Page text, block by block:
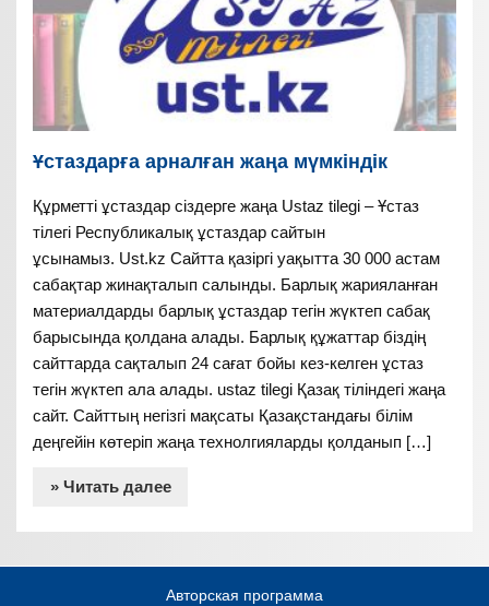
Ұстаздарға арналған жаңа мүмкіндік
Құрметті ұстаздар сіздерге жаңа Ustaz tilegi – Ұстаз
тілегі Республикалық ұстаздар сайтын
ұсынамыз. Ust.kz Сайтта қазіргі уақытта 30 000 астам
сабақтар жинақталып салынды. Барлық жарияланған
материалдарды барлық ұстаздар тегін жүктеп сабақ
барысында қолдана алады. Барлық құжаттар біздің
сайттарда сақталып 24 сағат бойы кез-келген ұстаз
тегін жүктеп ала алады. ustaz tilegi Қазақ тіліндегі жаңа
сайт. Сайттың негізгі мақсаты Қазақстандағы білім
деңгейін көтеріп жаңа технолгияларды қолданып […]
» Читать далее
Авторская программа